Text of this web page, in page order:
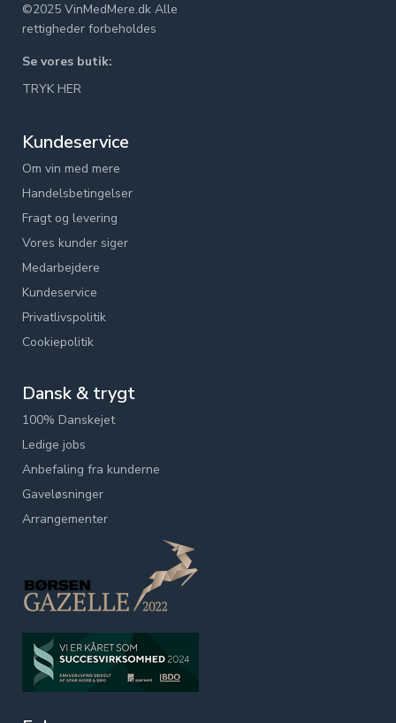
©2025 VinMedMere.dk Alle
rettigheder forbeholdes
Se vores butik:
TRYK HER
Kundeservice
Om vin med mere
Handelsbetingelser
Fragt og levering
Vores kunder siger
Medarbejdere
Kundeservice
Privatlivspolitik
Cookiepolitik
Dansk & trygt
100% Danskejet
Ledige jobs
Anbefaling fra kunderne
Gaveløsninger
Arrangementer